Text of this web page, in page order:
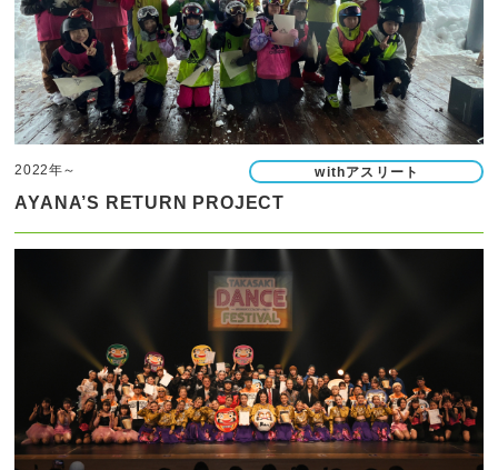
2022年～ withアスリート
AYANA’S RETURN PROJECT